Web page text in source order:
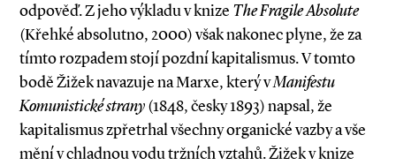
odpověď. Z jeho výkladu v knize The Fragile Absolute
(Křehké absolutno, 2000) však nakonec plyne, že za
tímto rozpadem stojí pozdní kapitalismus. V tomto
bodě Žižek navazuje na Marxe, který vManifestu
Komunistické strany(1848, česky 1893) napsal, že
kapitalismus zpřetrhal všechny organické vazby a vše
mění v chladnou vodu tržních vztahů. Žižek v knize